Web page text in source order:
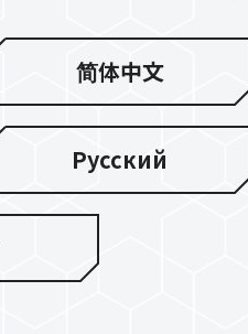
简体中文
Русский